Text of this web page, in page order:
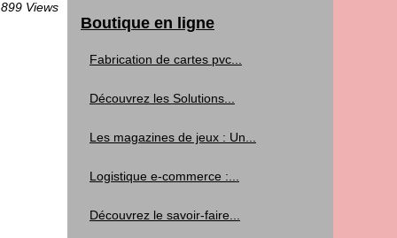
Views
Boutique en ligne
Fabrication de cartes pvc...
Découvrez les Solutions...
Les magazines de jeux : Un...
Logistique e-commerce :...
Découvrez le savoir-faire...